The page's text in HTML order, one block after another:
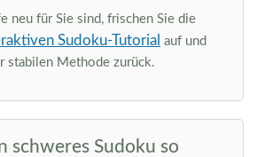
neu für Sie sind, frischen Sie die
Sudoku-Tutorial auf und
stabilen Methode zurück.
schweres Sudoku so